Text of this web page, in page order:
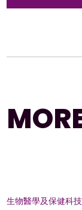
生物醫學及保健科技